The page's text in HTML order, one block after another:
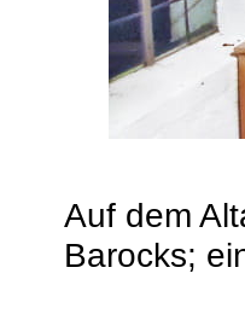
Auf dem
Barocks;